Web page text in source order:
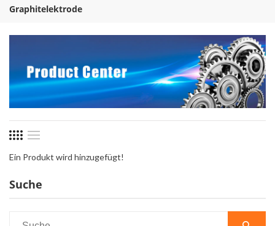
Graphitelektrode
Suche
Ein Produkt wird hinzugefügt!